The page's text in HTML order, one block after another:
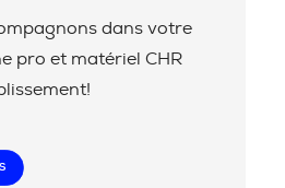
dans votre
pro et matériel CHR